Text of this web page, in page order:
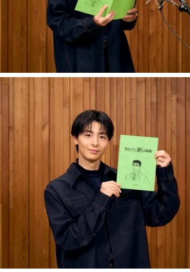
TVアニメ『戦隊大失格』
radio 大直会 2nd season